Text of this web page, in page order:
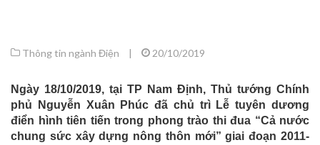
Thông tin ngành Điện | 20/10/2019
Ngày 18/10/2019, tại TP Nam Định, Thủ tướng Chính
phủ Nguyễn Xuân Phúc đã chủ trì Lễ tuyên dương
điển hình tiên tiến trong phong trào thi đua “Cả nước
chung sức xây dựng nông thôn mới” giai đoạn 2011-